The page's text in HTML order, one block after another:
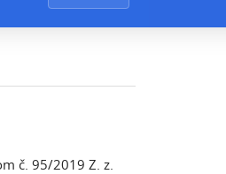
č. 95/2019 Z. z.